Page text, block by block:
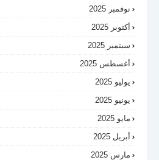
نوفمبر 2025
أكتوبر 2025
سبتمبر 2025
أغسطس 2025
يوليو 2025
يونيو 2025
مايو 2025
أبريل 2025
مارس 2025